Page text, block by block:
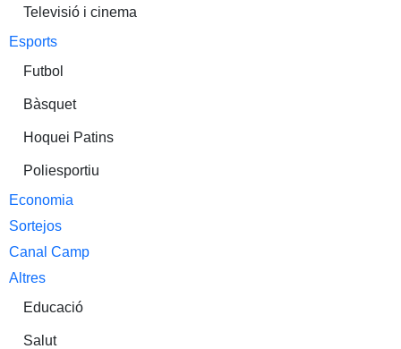
Televisió i cinema
Esports
Futbol
Bàsquet
Hoquei Patins
Poliesportiu
Economia
Sortejos
Canal Camp
Altres
Educació
Salut